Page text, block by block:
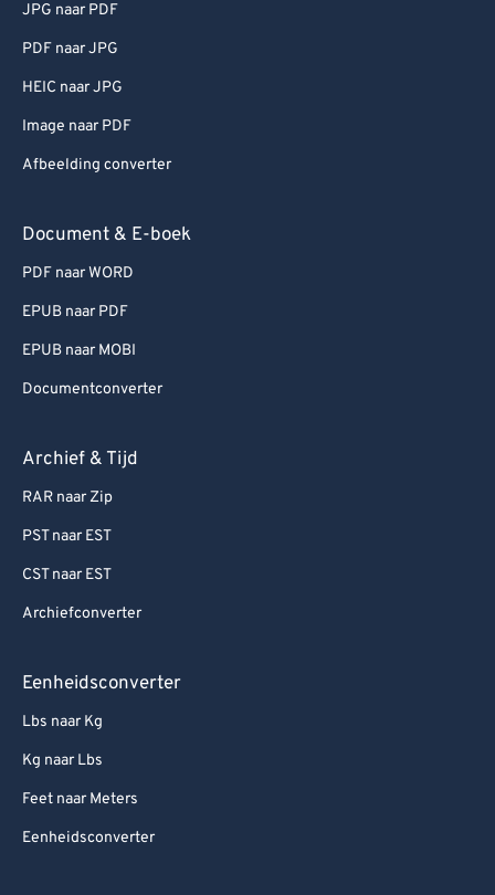
JPG naar PDF
PDF naar JPG
HEIC naar JPG
Image naar PDF
Afbeelding converter
Document & E-boek
PDF naar WORD
EPUB naar PDF
EPUB naar MOBI
Documentconverter
Archief & Tijd
RAR naar Zip
PST naar EST
CST naar EST
Archiefconverter
Eenheidsconverter
Lbs naar Kg
Kg naar Lbs
Feet naar Meters
Eenheidsconverter